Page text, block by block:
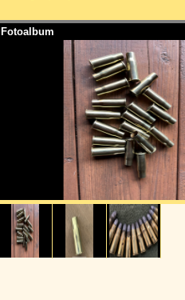
Fotoalbum